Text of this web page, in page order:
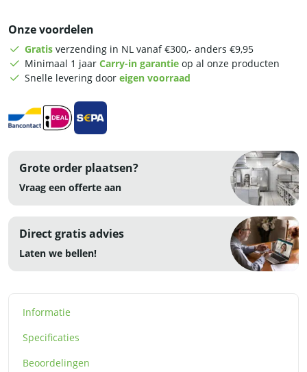
-
RVS
aantal
Onze voordelen
Gratis verzending in NL vanaf €300,- anders €9,95
Minimaal 1 jaar Carry-in garantie op al onze producten
Snelle levering door eigen voorraad
Grote order plaatsen?
Vraag een offerte aan
Direct gratis advies
Laten we bellen!
Informatie
Specificaties
Beoordelingen